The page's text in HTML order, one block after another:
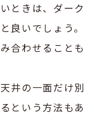
ときは、ダーク
良いでしょう。
合わせることも
井の一面だけ別
という方法もあ